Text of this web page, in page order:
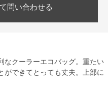
問い合わせる
なクーラーエコバッグ。重たい
ができてとっても丈夫。上部に